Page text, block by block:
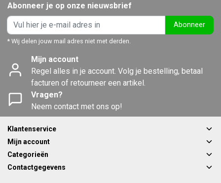
Abonneer je op onze nieuwsbrief
Abonneer
* Wij delen jouw mail adres niet met derden.
Mijn account
Regel alles in je account. Volg je bestelling, betaal
facturen of retourneer een artikel.
Vragen?
Neem contact met ons op!
Klantenservice
Mijn account
Categorieën
Contactgegevens